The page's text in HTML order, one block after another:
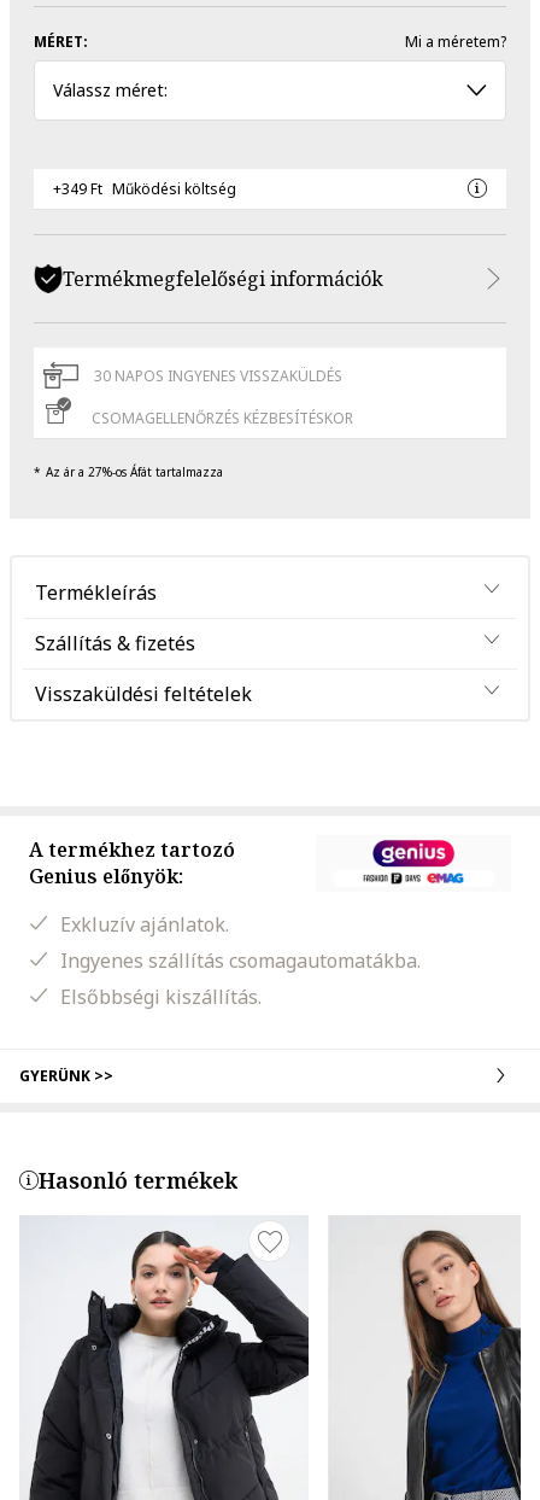
MÉRET: Mi a méretem?
Válassz méret:
+349 Ft Működési költség
Termékmegfelelőségi információk
30 NAPOS INGYENES VISSZAKÜLDÉS
CSOMAGELLENŐRZÉS KÉZBESÍTÉSKOR
Az ár a 27%-os Áfát tartalmazza
Termékleírás
Szállítás & fizetés
Visszaküldési feltételek
A termékhez tartozó
Genius előnyök:
Exkluzív ajánlatok.
Ingyenes szállítás csomagautomatákba.
Elsőbbségi kiszállítás.
GYERÜNK >>
Hasonló termékek